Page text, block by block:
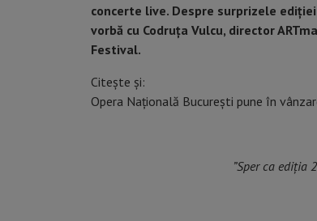
concerte live. Despre surprizele
vorbă cu Codruța Vulcu, director
Festival.
Citește și:
Opera Națională București pune în
”Sper ca ediția